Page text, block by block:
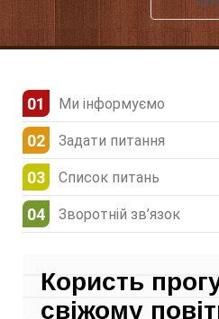
Ми інформуємо
Задати питання
Список питань
Зворотній зв’язок
Користь
свіжому